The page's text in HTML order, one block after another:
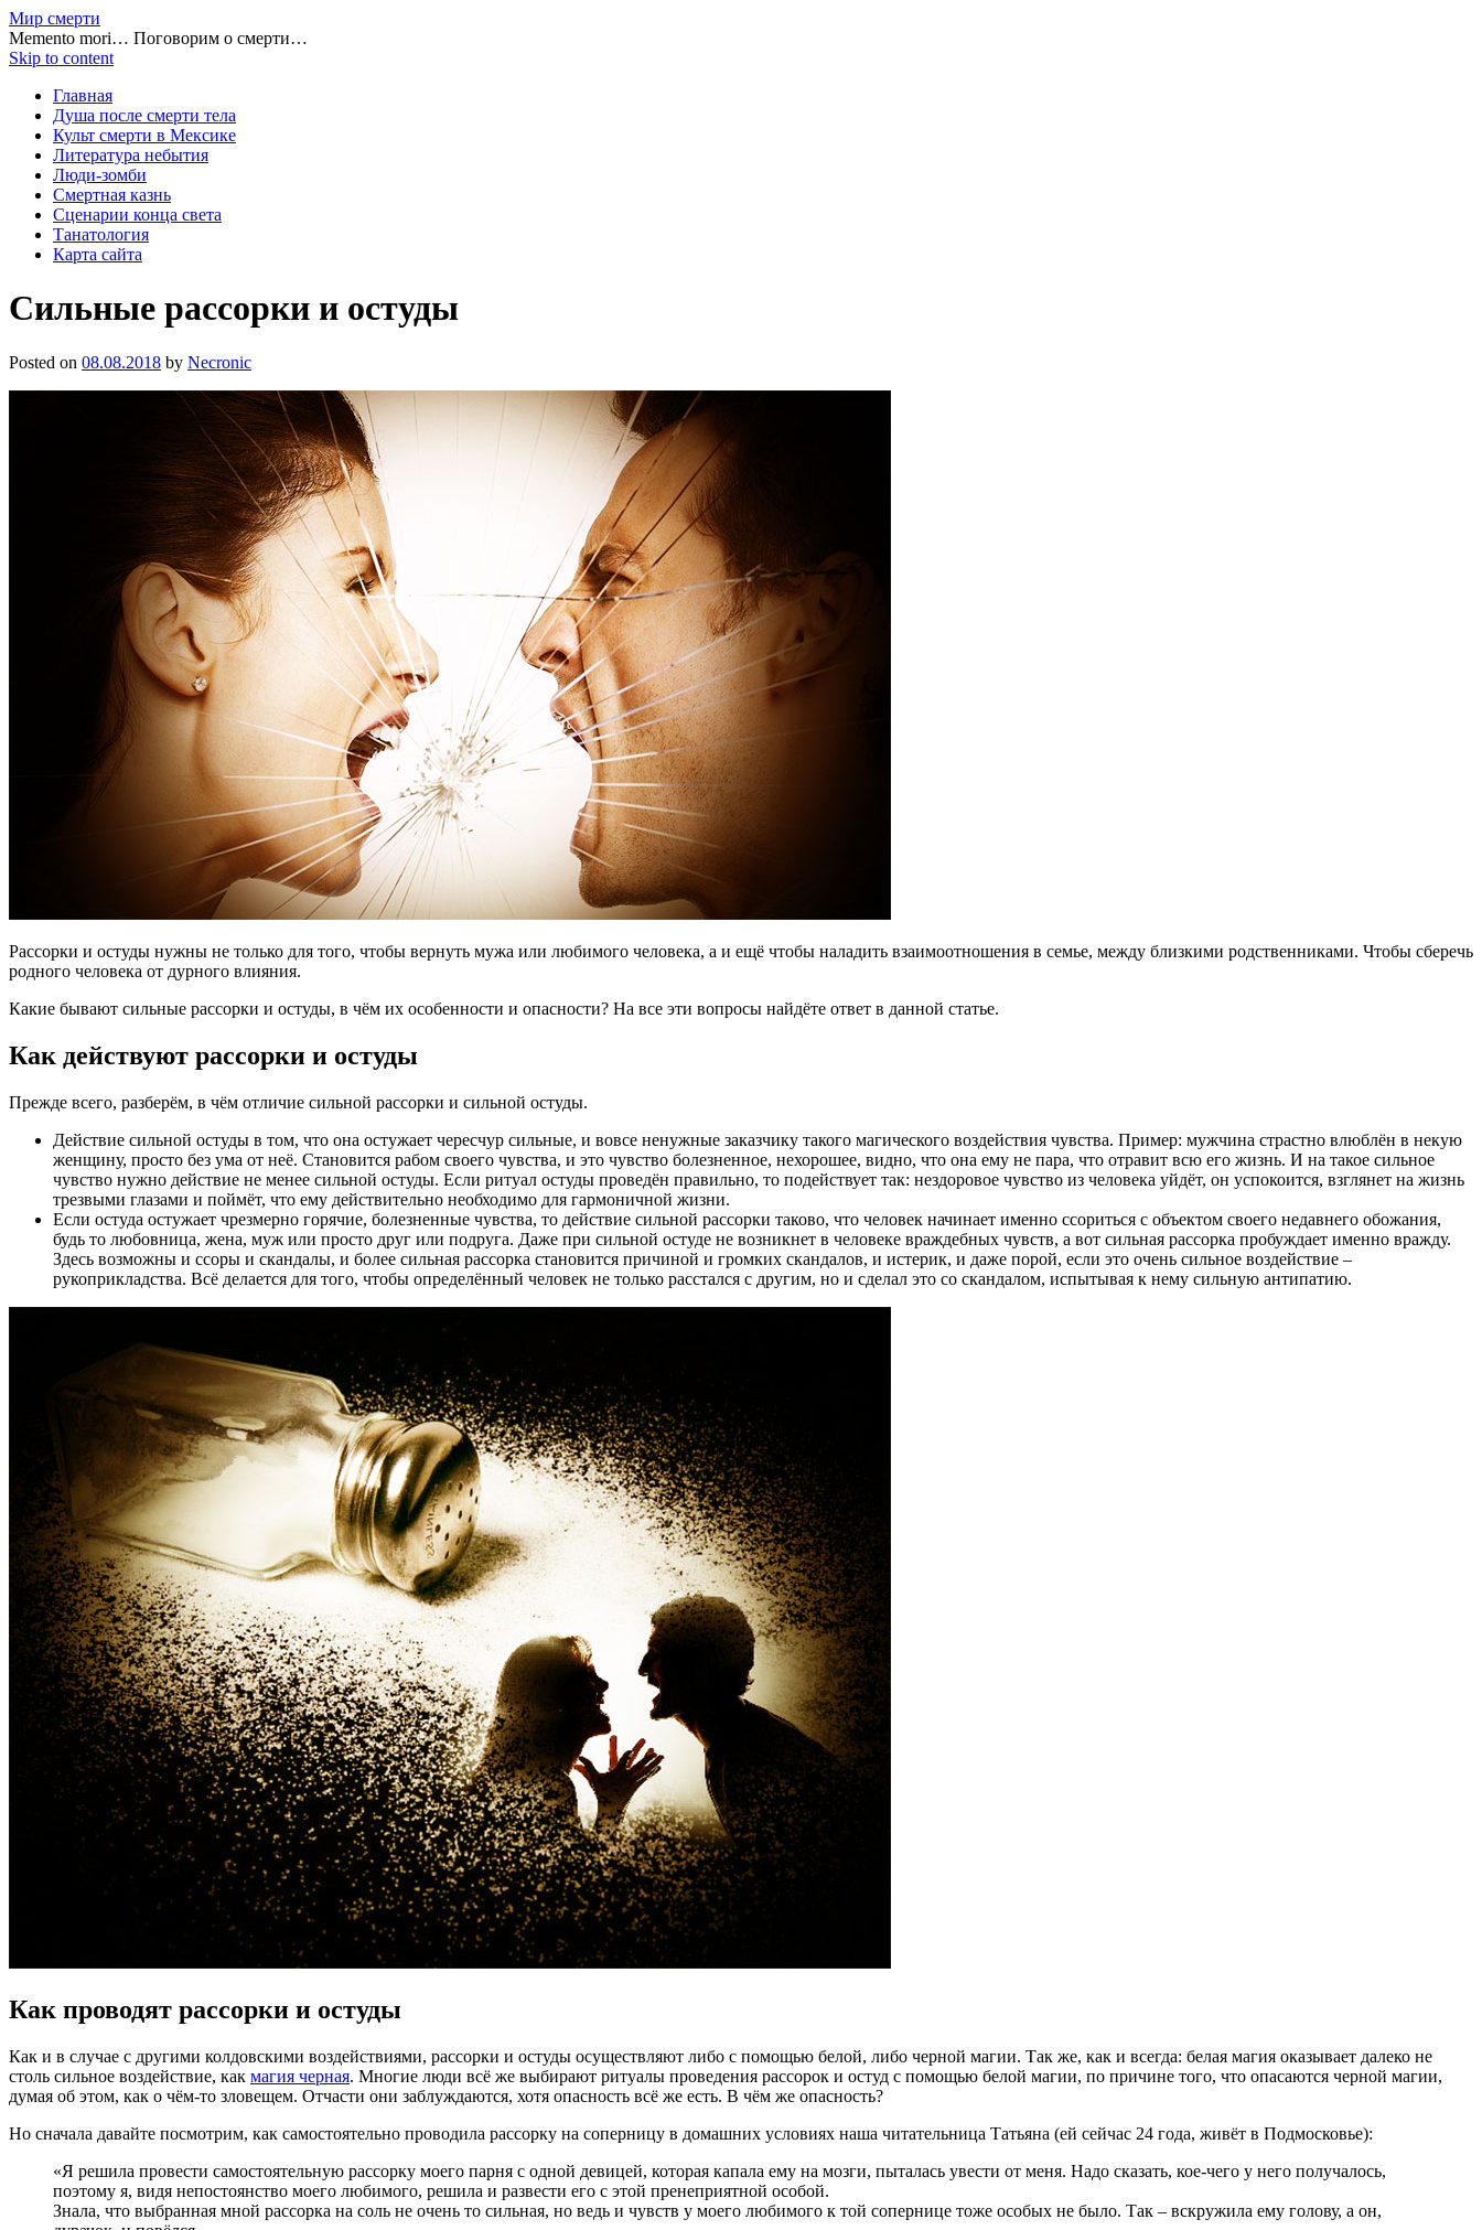
Мир смерти
Memento mori… Поговорим о смерти…
Skip to content
Главная
Душа после смерти тела
Культ смерти в Мексике
Литература небытия
Люди-зомби
Смертная казнь
Сценарии конца света
Танатология
Карта сайта
Сильные рассорки и остуды
Posted on 08.08.2018 by Necronic
Рассорки и остуды нужны не только для того, чтобы вернуть мужа или любимого человека, а и ещё чтобы наладить взаимоотношения в семье, между близкими родственниками. Чтобы сберечь
родного человека от дурного влияния.
Какие бывают сильные рассорки и остуды, в чём их особенности и опасности? На все эти вопросы найдёте ответ в данной статье.
Как действуют рассорки и остуды
Прежде всего, разберём, в чём отличие сильной рассорки и сильной остуды.
Действие сильной остуды в том, что она остужает череcчур сильные, и вовсе ненужные заказчику такого магического воздействия чувства. Пример: мужчина страстно влюблён в некую
женщину, просто без ума от неё. Становится рабом своего чувства, и это чувство болезненное, нехорошее, видно, что она ему не пара, что отравит всю его жизнь. И на такое сильное
чувство нужно действие не менее сильной остуды. Если ритуал остуды проведён правильно, то подействует так: нездоровое чувство из человека уйдёт, он успокоится, взглянет на жизнь
трезвыми глазами и поймёт, что ему действительно необходимо для гармоничной жизни.
Если остуда остужает чрезмерно горячие, болезненные чувства, то действие сильной рассорки таково, что человек начинает именно ссориться с объектом своего недавнего обожания,
будь то любовница, жена, муж или просто друг или подруга. Даже при сильной остуде не возникнет в человеке враждебных чувств, а вот сильная рассорка пробуждает именно вражду.
Здесь возможны и ссоры и скандалы, и более сильная рассорка становится причиной и громких скандалов, и истерик, и даже порой, если это очень сильное воздействие –
рукоприкладства. Всё делается для того, чтобы определённый человек не только расстался с другим, но и сделал это со скандалом, испытывая к нему сильную антипатию.
Как проводят рассорки и остуды
Как и в случае с другими колдовскими воздействиями, рассорки и остуды осуществляют либо с помощью белой, либо черной магии. Так же, как и всегда: белая магия оказывает далеко не
столь сильное воздействие, как магия черная. Многие люди всё же выбирают ритуалы проведения рассорок и остуд с помощью белой магии, по причине того, что опасаются черной магии,
думая об этом, как о чём-то зловещем. Отчасти они заблуждаются, хотя опасность всё же есть. В чём же опасность?
Но сначала давайте посмотрим, как самостоятельно проводила рассорку на соперницу в домашних условиях наша читательница Татьяна (ей сейчас 24 года, живёт в Подмосковье):
«Я решила провести самостоятельную рассорку моего парня с одной девицей, которая капала ему на мозги, пыталась увести от меня. Надо сказать, кое-чего у него получалось,
поэтому я, видя непостоянство моего любимого, решила и развести его с этой пренеприятной особой.
Знала, что выбранная мной рассорка на соль не очень то сильная, но ведь и чувств у моего любимого к той сопернице тоже особых не было. Так – вскружила ему голову, а он,